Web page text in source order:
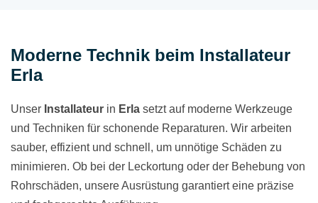
Moderne Technik beim Installateur
Erla
Unser Installateur in Erla setzt auf moderne Werkzeuge
und Techniken für schonende Reparaturen. Wir arbeiten
sauber, effizient und schnell, um unnötige Schäden zu
minimieren. Ob bei der Leckortung oder der Behebung von
Rohrschäden, unsere Ausrüstung garantiert eine präzise